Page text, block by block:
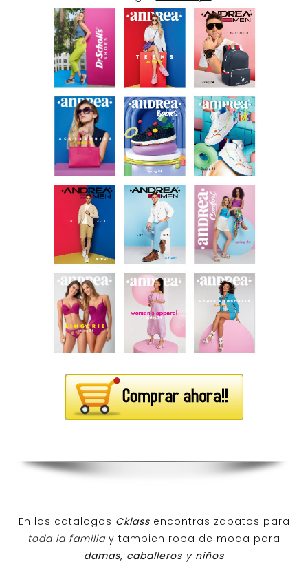
En los catalogos Cklass encontras zapatos para
toda la familiay tambien ropa de moda para
damas, caballeros y niños